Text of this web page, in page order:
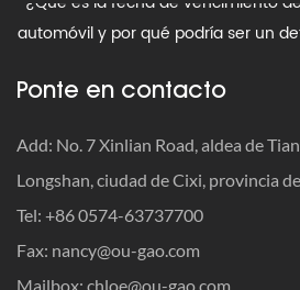
automóvil y por qué podría ser un
· Cuándo ajustar las correas del
definitiva para priorizar la seguridad
· ¿Cuál es el límite de peso para un
Ponte en contacto
Add: No. 7 Xinlian Road, aldea de
Longshan, ciudad de Cixi, provincia
Tel: +86 0574-63737700
Fax: nancy@ou-gao.com
Mailbox: chloe@ou-gao.com